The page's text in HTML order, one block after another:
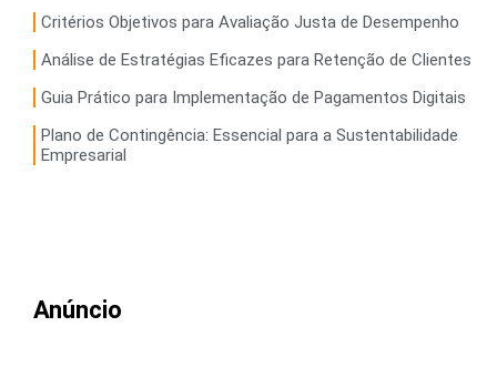
Critérios Objetivos para Avaliação Justa de Desempenho
Análise de Estratégias Eficazes para Retenção de Clientes
Guia Prático para Implementação de Pagamentos Digitais
Plano de Contingência: Essencial para a Sustentabilidade
Empresarial
Anúncio